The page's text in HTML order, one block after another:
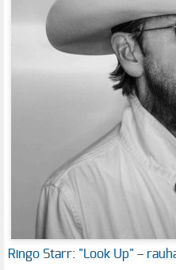
Ringo Starr: "Look Up" –